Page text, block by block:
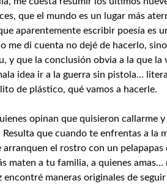
que el mundo es un lugar más
aparentemente escribir poesía es
me di cuenta no dejé de hacerlo,
y que la conclusión obvia a la que la
idea ir a la guerra sin pistola…
de plástico, qué vamos a hacerle.
opinan que quisieron callarme
Resulta que cuando te enfrentas a la
arranquen el rostro con un pelapapas
maten a tu familia, a quienes
encontré maneras originales de